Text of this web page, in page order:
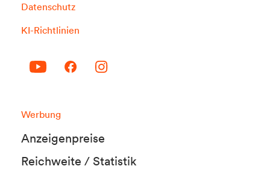
Datenschutz
KI-Richtlinien
Werbung
Anzeigenpreise
Reichweite / Statistik